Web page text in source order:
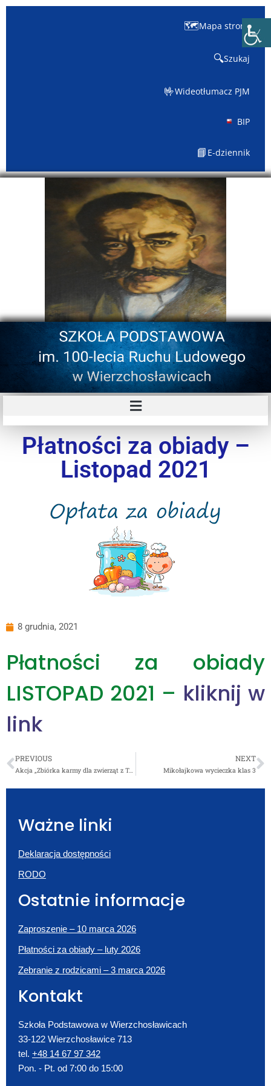
🗺️Mapa strony
🔍Szukaj
🤟Wideotłumacz PJM
BIP
📘 E-dziennik
Płatności za obiady –
Listopad 2021
8 grudnia, 2021
Płatności za obiady
LISTOPAD 2021 – kliknij w
link
PREVIOUS
Akcja „Zbiórka karmy dla zwierząt z Tarnowskiego Azylu”
NEXT
Mikołajkowa wycieczka klas 3
Ważne linki
Deklaracja dostępności
RODO
Ostatnie informacje
Zaproszenie – 10 marca 2026
Płatności za obiady – luty 2026
Zebranie z rodzicami – 3 marca 2026
Kontakt
Szkoła Podstawowa w Wierzchosławicach
33-122 Wierzchosławice 713
tel. +48 14 67 97 342
Pon. - Pt. od 7:00 do 15:00